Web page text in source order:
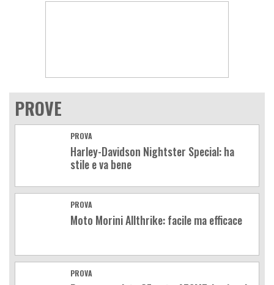
PROVE
PROVA
Harley-Davidson Nightster Special: ha
stile e va bene
PROVA
Moto Morini Allthrike: facile ma efficace
PROVA